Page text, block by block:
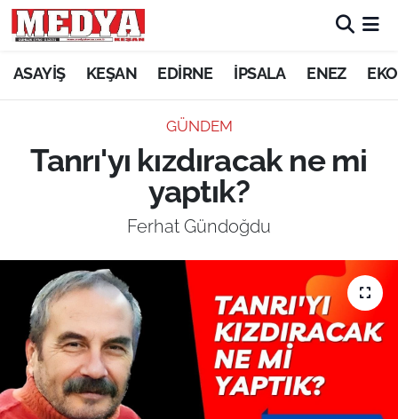
ASAYİŞ KEŞAN EDİRNE İPSALA ENEZ
GÜNDEM
Tanrı'yı kızdıracak ne mi
yaptık?
Ferhat Gündoğdu
KEŞAN
ASAYİŞ
EKONOMİ
SAĞLIK
EĞİTİM